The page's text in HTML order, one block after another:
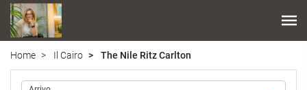
Home Il Cairo The Nile Ritz Carlton